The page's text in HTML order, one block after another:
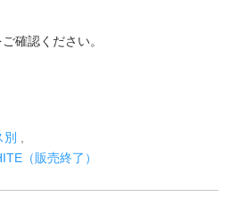
確認ください。
（販売終了）